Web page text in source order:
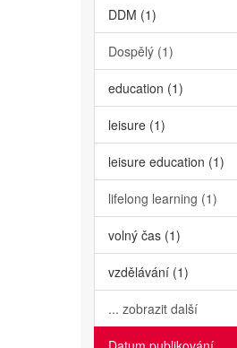
DDM (1)
Dospělý (1)
education (1)
leisure (1)
leisure education (1)
lifelong learning (1)
volný čas (1)
vzdělávání (1)
... zobrazit další